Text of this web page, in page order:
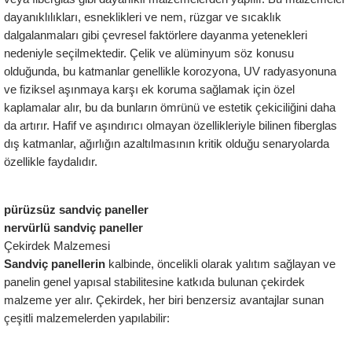
dayanıklılıkları, esneklikleri ve nem, rüzgar ve sıcaklık
dalgalanmaları gibi çevresel faktörlere dayanma yetenekleri
nedeniyle seçilmektedir. Çelik ve alüminyum söz konusu
olduğunda, bu katmanlar genellikle korozyona, UV radyasyonuna
ve fiziksel aşınmaya karşı ek koruma sağlamak için özel
kaplamalar alır, bu da bunların ömrünü ve estetik çekiciliğini daha
da artırır. Hafif ve aşındırıcı olmayan özellikleriyle bilinen fiberglas
dış katmanlar, ağırlığın azaltılmasının kritik olduğu senaryolarda
özellikle faydalıdır.
pürüzsüz sandviç paneller
nervürlü sandviç paneller
Çekirdek Malzemesi
Sandviç panellerin kalbinde, öncelikli olarak yalıtım sağlayan ve
panelin genel yapısal stabilitesine katkıda bulunan çekirdek
malzeme yer alır. Çekirdek, her biri benzersiz avantajlar sunan
çeşitli malzemelerden yapılabilir: